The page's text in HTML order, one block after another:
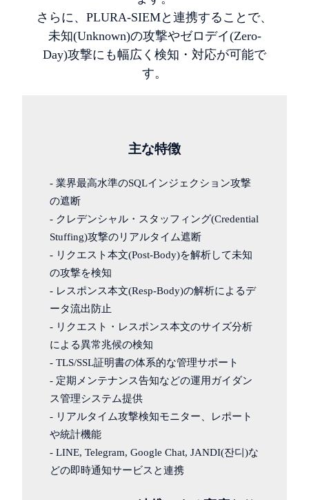
さらに、PLURA-SIEMと連携することで、
未知(Unknown)の攻撃やゼロデイ(Zero-
Day)攻撃にも幅広く検知・対応が可能で
す。
主な特徴
- 業界最高水準のSQLインジェクション攻撃
の遮断
- クレデンシャル・スタッフィング(Credential
Stuffing)攻撃のリアルタイム遮断
- リクエスト本文(Post-Body)を解析して未知
の攻撃を検知
- レスポンス本文(Resp-Body)の解析によるデ
ータ流出防止
- リクエスト・レスポンス本文のサイズ分析
による異常兆候の検知
- TLS/SSL証明書の体系的な管理サポート
- 定期メンテナンス告知などの運用ガイダン
ス管理システム提供
- リアルタイム攻撃検知モニター、レポート
や統計機能
- LINE, Telegram, Google Chat, JANDI(잔디)な
どの即時通知サービスと連携